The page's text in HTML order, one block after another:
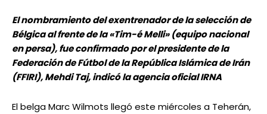
El nombramiento del exentrenador de la selección de
Bélgica al frente de la «Tim-é Melli» (equipo nacional
en persa), fue confirmado por el presidente de la
Federación de Fútbol de la República Islámica de Irán
(FFIRI), Mehdi Taj, indicó la agencia oficial IRNA
El belga Marc Wilmots llegó este miércoles a Teherán,